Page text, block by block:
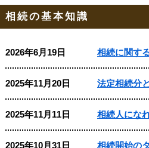
相続の基本知識
2026年6月19日 相続に関す
2025年11月20日 法定相続分
2025年11月11日 相続人にな
2025年10月31日 相続開始の